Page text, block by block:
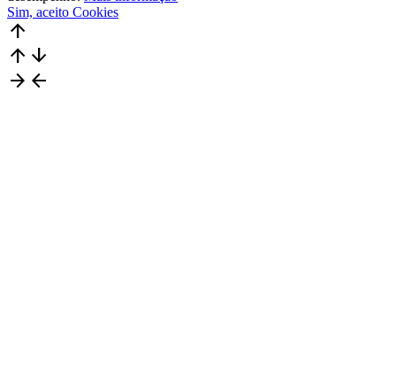
Sim, aceito Cookies
arrow_upward
arrow_upward arrow_downward
arrow_forward arrow_back